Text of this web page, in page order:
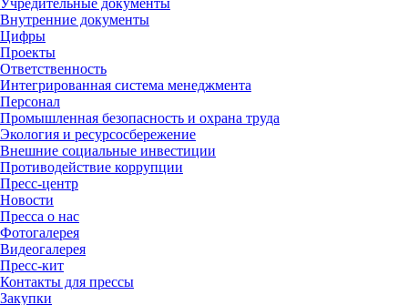
Внутренние документы
Цифры
Проекты
Ответственность
Интегрированная система менеджмента
Персонал
Промышленная безопасность и охрана труда
Экология и ресурсосбережение
Внешние социальные инвестиции
Противодействие коррупции
Пресс-центр
Новости
Пресса о нас
Фотогалерея
Видеогалерея
Пресс-кит
Контакты для прессы
Закупки